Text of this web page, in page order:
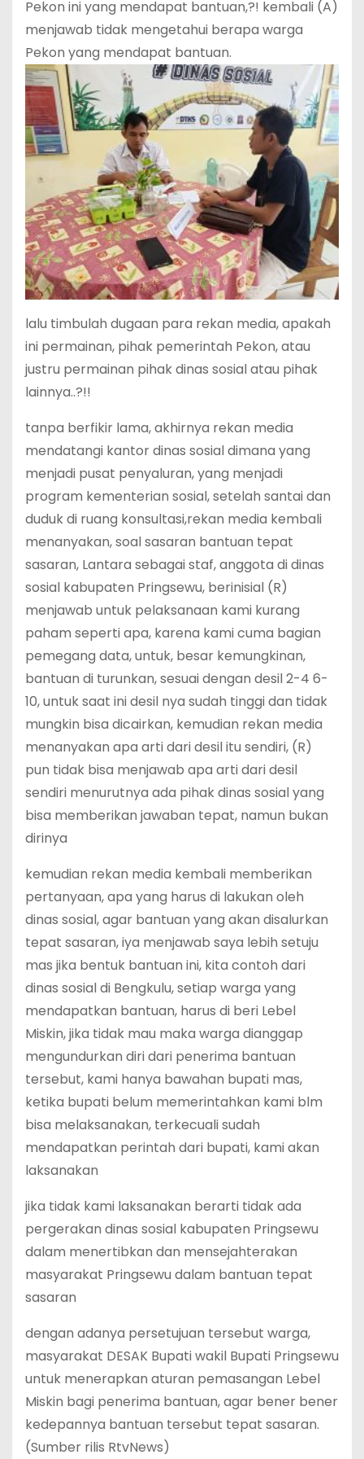
Pekon ini yang mendapat bantuan,?! kembali (A)
menjawab tidak mengetahui berapa warga
Pekon yang mendapat bantuan.
lalu timbulah dugaan para rekan media, apakah
ini permainan, pihak pemerintah Pekon, atau
justru permainan pihak dinas sosial atau pihak
lainnya..?!!
tanpa berfikir lama, akhirnya rekan media
mendatangi kantor dinas sosial dimana yang
menjadi pusat penyaluran, yang menjadi
program kementerian sosial, setelah santai dan
duduk di ruang konsultasi,rekan media kembali
menanyakan, soal sasaran bantuan tepat
sasaran, Lantara sebagai staf, anggota di dinas
sosial kabupaten Pringsewu, berinisial (R)
menjawab untuk pelaksanaan kami kurang
paham seperti apa, karena kami cuma bagian
pemegang data, untuk, besar kemungkinan,
bantuan di turunkan, sesuai dengan desil 2-4 6-
10, untuk saat ini desil nya sudah tinggi dan tidak
mungkin bisa dicairkan, kemudian rekan media
menanyakan apa arti dari desil itu sendiri, (R)
pun tidak bisa menjawab apa arti dari desil
sendiri menurutnya ada pihak dinas sosial yang
bisa memberikan jawaban tepat, namun bukan
dirinya
kemudian rekan media kembali memberikan
pertanyaan, apa yang harus di lakukan oleh
dinas sosial, agar bantuan yang akan disalurkan
tepat sasaran, iya menjawab saya lebih setuju
mas jika bentuk bantuan ini, kita contoh dari
dinas sosial di Bengkulu, setiap warga yang
mendapatkan bantuan, harus di beri Lebel
Miskin, jika tidak mau maka warga dianggap
mengundurkan diri dari penerima bantuan
tersebut, kami hanya bawahan bupati mas,
ketika bupati belum memerintahkan kami blm
bisa melaksanakan, terkecuali sudah
mendapatkan perintah dari bupati, kami akan
laksanakan
jika tidak kami laksanakan berarti tidak ada
pergerakan dinas sosial kabupaten Pringsewu
dalam menertibkan dan mensejahterakan
masyarakat Pringsewu dalam bantuan tepat
sasaran
dengan adanya persetujuan tersebut warga,
masyarakat DESAK Bupati wakil Bupati Pringsewu
untuk menerapkan aturan pemasangan Lebel
Miskin bagi penerima bantuan, agar bener bener
kedepannya bantuan tersebut tepat sasaran.
(Sumber rilis RtvNews)